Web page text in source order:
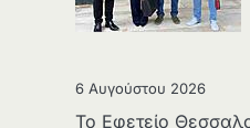
6 Αυγούστου 2026
Το Εφετείο